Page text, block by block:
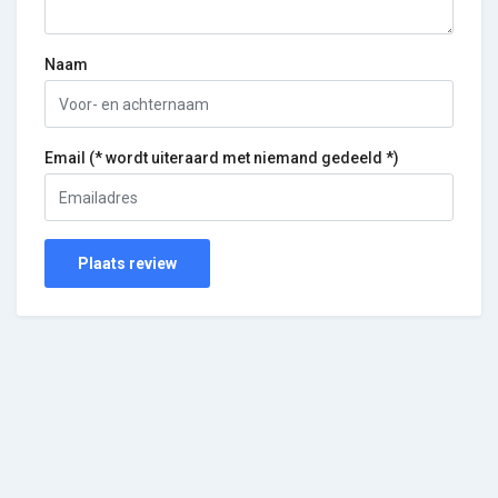
Naam
Email (* wordt uiteraard met niemand gedeeld *)
Plaats review